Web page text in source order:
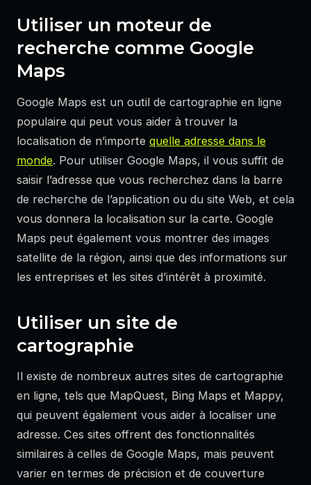
Utiliser un moteur de
recherche comme Google
Maps
Google Maps est un outil de cartographie en ligne
populaire qui peut vous aider à trouver la
localisation de n’importe quelle adresse dans le
monde. Pour utiliser Google Maps, il vous suffit de
saisir l’adresse que vous recherchez dans la barre
de recherche de l’application ou du site Web, et cela
vous donnera la localisation sur la carte. Google
Maps peut également vous montrer des images
satellite de la région, ainsi que des informations sur
les entreprises et les sites d’intérêt à proximité.
Utiliser un site de
cartographie
Il existe de nombreux autres sites de cartographie
en ligne, tels que MapQuest, Bing Maps et Mappy,
qui peuvent également vous aider à localiser une
adresse. Ces sites offrent des fonctionnalités
similaires à celles de Google Maps, mais peuvent
varier en termes de précision et de couverture